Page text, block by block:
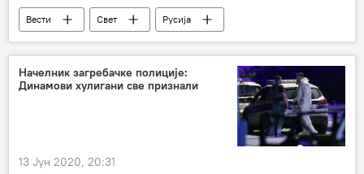
Вести Свет
Русија
амбасадор
Анатолиј Антонов
Начелник загребачке полиције:
Динамови хулигани све признали
13 Јун 2020, 20:31